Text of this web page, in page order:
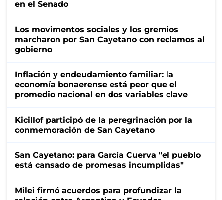
en el Senado
Los movimentos sociales y los gremios
marcharon por San Cayetano con reclamos al
gobierno
Inflación y endeudamiento familiar: la
economía bonaerense está peor que el
promedio nacional en dos variables clave
Kicillof participó de la peregrinación por la
conmemoración de San Cayetano
San Cayetano: para García Cuerva "el pueblo
está cansado de promesas incumplidas"
Milei firmó acuerdos para profundizar la